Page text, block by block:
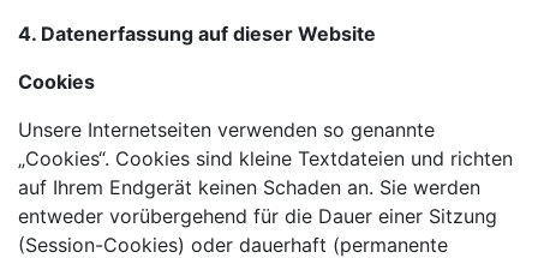
4. Datenerfassung auf dieser Website
Cookies
Unsere Internetseiten verwenden so genannte
„Cookies“. Cookies sind kleine Textdateien und richten
auf Ihrem Endgerät keinen Schaden an. Sie werden
entweder vorübergehend für die Dauer einer Sitzung
(Session-Cookies) oder dauerhaft (permanente